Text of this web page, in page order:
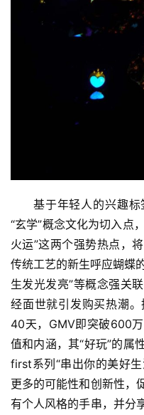
基于年轻人的兴趣
“玄学”概念文化为切入点
火运”这两个强势热点，
传统工艺的新生呼应蝴蝶
生发光发亮”等概念强关
经面世就引发购买热潮
40天，GMV即突破600
值和内涵，其“好玩”的属
first系列“串出你的美好
更多的可能性和创新性，
有个人风格的手串，并分